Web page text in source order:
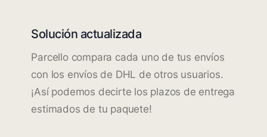
Solución actualizada
Parcello compara cada uno de tus envíos
con los envíos de DHL de otros usuarios.
¡Así podemos decirte los plazos de entrega
estimados de tu paquete!